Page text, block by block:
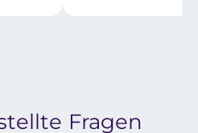
Fragen